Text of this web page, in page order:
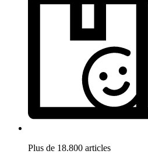
Plus de 18.800 articles